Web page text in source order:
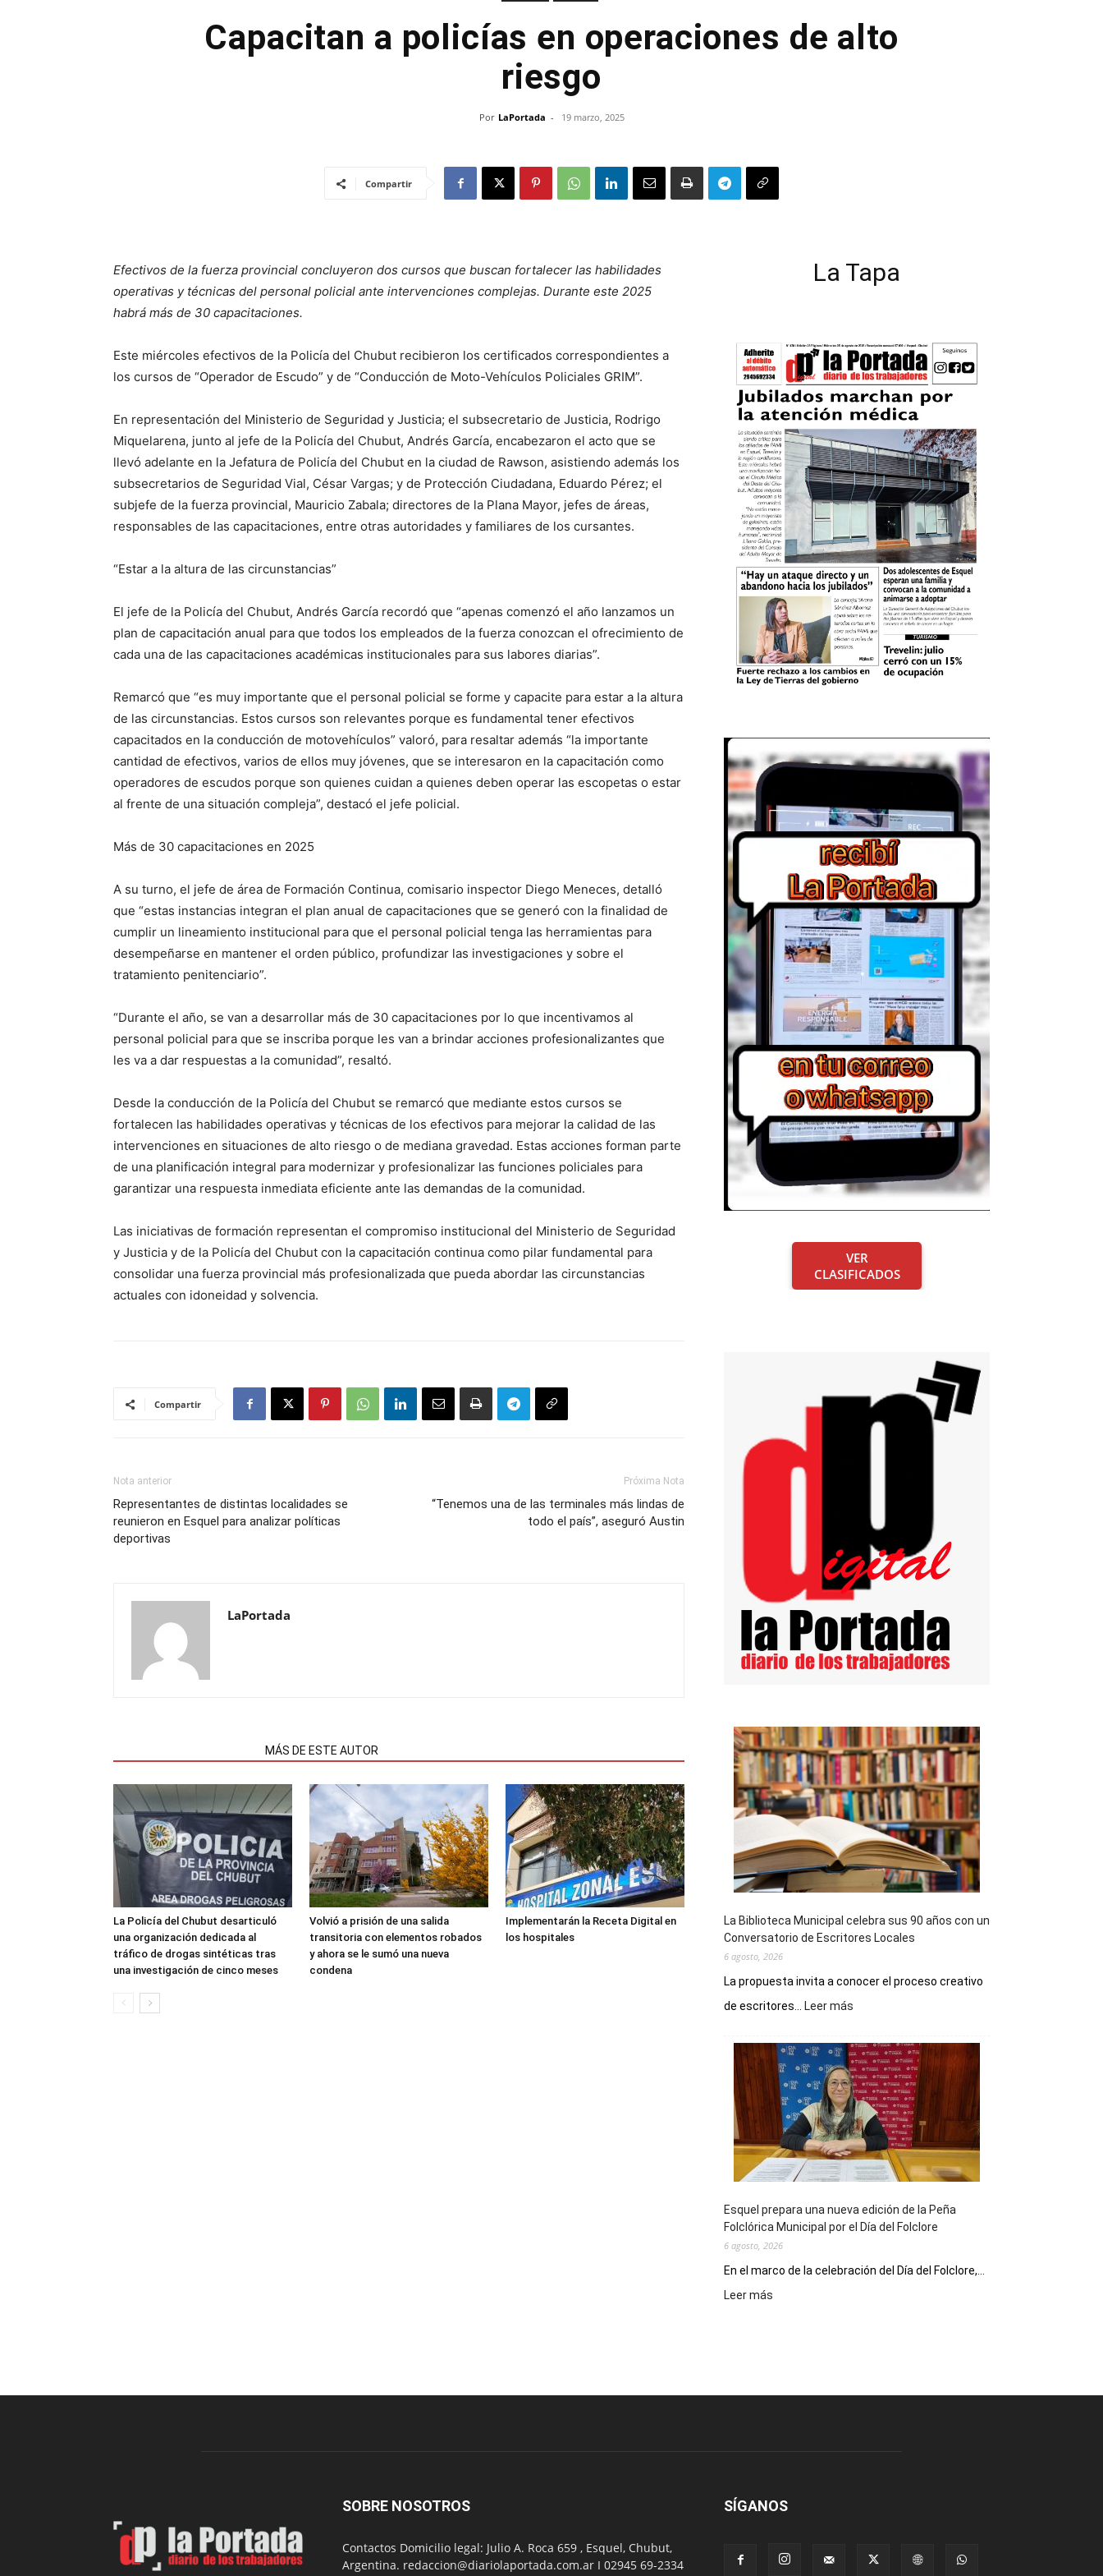
Capacitan a policías en operaciones de alto
riesgo
Por LaPortada - 19 marzo, 2025
Compartir
Efectivos de la fuerza provincial concluyeron dos cursos que buscan fortalecer las habilidades
operativas y técnicas del personal policial ante intervenciones complejas. Durante este 2025
habrá más de 30 capacitaciones.
Este miércoles efectivos de la Policía del Chubut recibieron los certificados correspondientes a
los cursos de “Operador de Escudo” y de “Conducción de Moto-Vehículos Policiales GRIM”.
En representación del Ministerio de Seguridad y Justicia; el subsecretario de Justicia, Rodrigo
Miquelarena, junto al jefe de la Policía del Chubut, Andrés García, encabezaron el acto que se
llevó adelante en la Jefatura de Policía del Chubut en la ciudad de Rawson, asistiendo además los
subsecretarios de Seguridad Vial, César Vargas; y de Protección Ciudadana, Eduardo Pérez; el
subjefe de la fuerza provincial, Mauricio Zabala; directores de la Plana Mayor, jefes de áreas,
responsables de las capacitaciones, entre otras autoridades y familiares de los cursantes.
“Estar a la altura de las circunstancias”
El jefe de la Policía del Chubut, Andrés García recordó que “apenas comenzó el año lanzamos un
plan de capacitación anual para que todos los empleados de la fuerza conozcan el ofrecimiento de
cada una de las capacitaciones académicas institucionales para sus labores diarias”.
Remarcó que “es muy importante que el personal policial se forme y capacite para estar a la altura
de las circunstancias. Estos cursos son relevantes porque es fundamental tener efectivos
capacitados en la conducción de motovehículos” valoró, para resaltar además “la importante
cantidad de efectivos, varios de ellos muy jóvenes, que se interesaron en la capacitación como
operadores de escudos porque son quienes cuidan a quienes deben operar las escopetas o estar
al frente de una situación compleja”, destacó el jefe policial.
Más de 30 capacitaciones en 2025
A su turno, el jefe de área de Formación Continua, comisario inspector Diego Meneces, detalló
que “estas instancias integran el plan anual de capacitaciones que se generó con la finalidad de
cumplir un lineamiento institucional para que el personal policial tenga las herramientas para
desempeñarse en mantener el orden público, profundizar las investigaciones y sobre el
tratamiento penitenciario”.
“Durante el año, se van a desarrollar más de 30 capacitaciones por lo que incentivamos al
personal policial para que se inscriba porque les van a brindar acciones profesionalizantes que
les va a dar respuestas a la comunidad”, resaltó.
Desde la conducción de la Policía del Chubut se remarcó que mediante estos cursos se
fortalecen las habilidades operativas y técnicas de los efectivos para mejorar la calidad de las
intervenciones en situaciones de alto riesgo o de mediana gravedad. Estas acciones forman parte
de una planificación integral para modernizar y profesionalizar las funciones policiales para
garantizar una respuesta inmediata eficiente ante las demandas de la comunidad.
Las iniciativas de formación representan el compromiso institucional del Ministerio de Seguridad
y Justicia y de la Policía del Chubut con la capacitación continua como pilar fundamental para
consolidar una fuerza provincial más profesionalizada que pueda abordar las circunstancias
actuales con idoneidad y solvencia.
Compartir
Nota anterior
Representantes de distintas localidades se
reunieron en Esquel para analizar políticas
deportivas
Próxima Nota
“Tenemos una de las terminales más lindas de
todo el país”, aseguró Austin
LaPortada
MÁS DE ESTE AUTOR
La Policía del Chubut desarticuló
una organización dedicada al
tráfico de drogas sintéticas tras
una investigación de cinco meses
Volvió a prisión de una salida
transitoria con elementos robados
y ahora se le sumó una nueva
condena
Implementarán la Receta Digital en
los hospitales
La Tapa
VER
CLASIFICADOS
La Biblioteca Municipal celebra sus 90 años con un
Conversatorio de Escritores Locales
6 agosto, 2026
La propuesta invita a conocer el proceso creativo
de escritores...
Leer más
Municipal
celebra
sus
90
años
con
un
Conversatorio
Escritores
Locales
Esquel prepara una nueva edición de la Peña
Folclórica Municipal por el Día del Folclore
6 agosto, 2026
En el marco de la celebración del Día del Folclore,...
Leer más
de
el
Folclore
SOBRE NOSOTROS
Contactos Domicilio legal: Julio A. Roca 659 , Esquel, Chubut,
Argentina. redaccion@diariolaportada.com.ar I 02945 69-2334
SÍGANOS